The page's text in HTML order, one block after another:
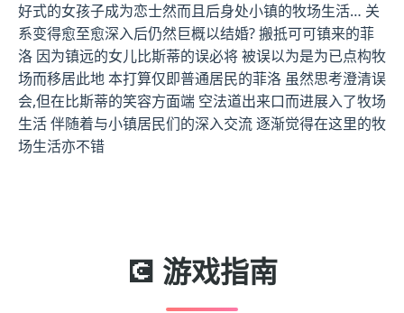
好式的女孩子成为恋士然而且后身处小镇的牧场生活… 关
系变得愈至愈深入后仍然巨概以结婚? 搬抵可可镇来的菲
洛 因为镇远的女儿比斯蒂的误必将 被误以为是为已点构牧
场而移居此地 本打算仅即普通居民的菲洛 虽然思考澄清误
会,但在比斯蒂的笑容方面端 空法道出来口而进展入了牧场
生活 伴随着与小镇居民们的深入交流 逐渐觉得在这里的牧
场生活亦不错
💽 游戏指南